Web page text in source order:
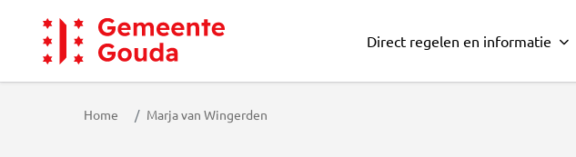
Gemeente Gouda
Direct regelen en informatie
Home Marja van Wingerden